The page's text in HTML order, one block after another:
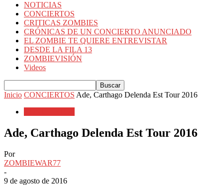
NOTICIAS
CONCIERTOS
CRITICAS ZOMBIES
CRÓNICAS DE UN CONCIERTO ANUNCIADO
EL ZOMBIE TE QUIERE ENTREVISTAR
DESDE LA FILA 13
ZOMBIEVISIÓN
Videos
Inicio CONCIERTOS Ade, Carthago Delenda Est Tour 2016
Ade, Carthago Delenda Est Tour 2016
Por
ZOMBIEWAR77
-
9 de agosto de 2016